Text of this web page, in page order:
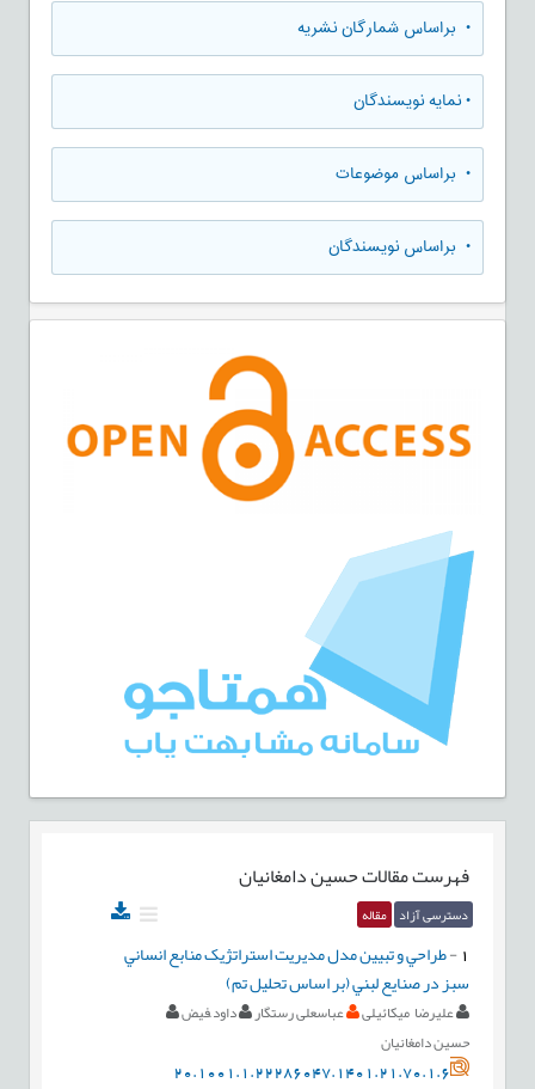
• براساس شمارگان نشریه
•نمایه نویسندگان
• براساس موضوعات
• براساس نویسندگان
فهرست مقالاتحسین دامغانیان
دسترسی آزاد مقاله
-طراحي و تبيين مدل مديريت استراتژيک منابع انساني
سبز در صنايع لبني (بر اساس تحليل تم)
علیرضا میکائیلی عباسعلی رستگار
داود ّفیض
حسین دامغانیان
20.1001.1.22286047.1401.21.70.1.6